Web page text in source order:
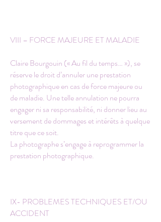
VIII – FORCE MAJEURE ET MALADIE
Claire Bourgouin (« Au fil du temps… »), se
réserve le droit d’annuler une prestation
photographique en cas de force majeure ou
de maladie. Une telle annulation ne pourra
engager ni sa responsabilité, ni donner lieu au
versement de dommages et intérêts à quelque
titre que ce soit.
La photographe s’engage à reprogrammer la
prestation photographique.
IX- PROBLEMES TECHNIQUES ET/OU
ACCIDENT